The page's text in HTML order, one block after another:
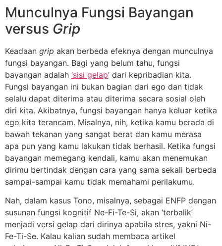
Munculnya Fungsi Bayangan
versus Grip
Keadaan grip akan berbeda efeknya dengan munculnya
fungsi bayangan. Bagi yang belum tahu, fungsi
bayangan adalah ‘sisi gelap’ dari kepribadian kita.
Fungsi bayangan ini bukan bagian dari ego dan tidak
selalu dapat diterima atau diterima secara sosial oleh
diri kita. Akibatnya, fungsi bayangan hanya keluar ketika
ego kita terancam. Misalnya, nih, ketika kamu berada di
bawah tekanan yang sangat berat dan kamu merasa
apa pun yang kamu lakukan tidak berhasil. Ketika fungsi
bayangan memegang kendali, kamu akan menemukan
dirimu bertindak dengan cara yang sama sekali berbeda
sampai-sampai kamu tidak memahami perilakumu.
Nah, dalam kasus Tono, misalnya, sebagai ENFP dengan
susunan fungsi kognitif Ne-Fi-Te-Si, akan ‘terbalik’
menjadi versi gelap dari dirinya apabila stres, yakni Ni-
Fe-Ti-Se. Kalau kalian sudah membaca artikel